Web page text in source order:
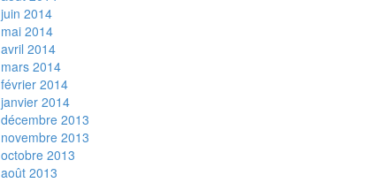
juin 2014
mai 2014
avril 2014
mars 2014
février 2014
janvier 2014
décembre 2013
novembre 2013
octobre 2013
août 2013